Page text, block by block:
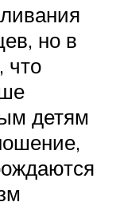
но в
что
детям